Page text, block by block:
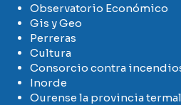
Observatorio Económico
Gis y Geo
Perreras
Cultura
Consorcio contra
Inorde
Ourense la provincia termal